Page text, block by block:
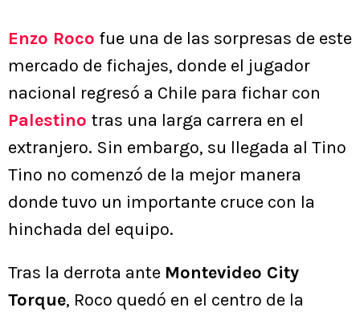
Enzo Roco fue una de las sorpresas de este
mercado de fichajes, donde el jugador
nacional regresó a Chile para fichar con
Palestino tras una larga carrera en el
extranjero. Sin embargo, su llegada al Tino
Tino no comenzó de la mejor manera
donde tuvo un importante cruce con la
hinchada del equipo.
Tras la derrota ante Montevideo City
Torque, Roco quedó en el centro de la